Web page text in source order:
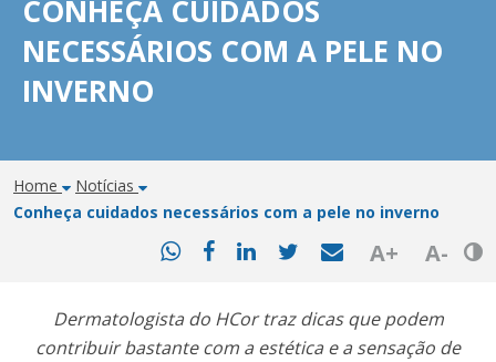
CONHEÇA CUIDADOS
NECESSÁRIOS COM A PELE NO
INVERNO
Home
Notícias
Conheça cuidados necessários com a pele no inverno
A+ A-
Dermatologista do HCor traz dicas que podem
contribuir bastante com a estética e a sensação de